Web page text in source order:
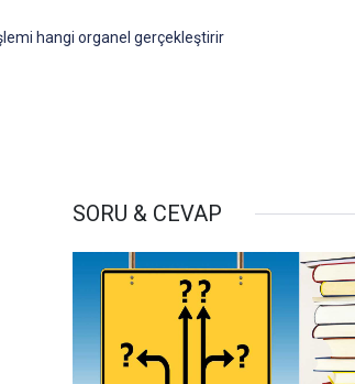
hangi organel gerçekleştirir
SORU & CEVAP